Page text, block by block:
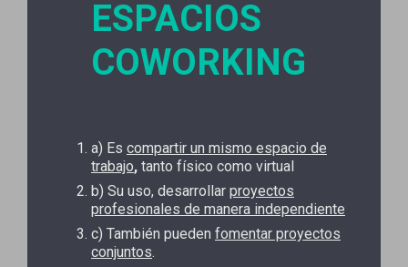
ESPACIOS
COWORKING
a) Es compartir un mismo espacio de
trabajo, tanto físico como virtual
b) Su uso, desarrollar proyectos
profesionales de manera independiente
c) También pueden fomentar proyectos
conjuntos.